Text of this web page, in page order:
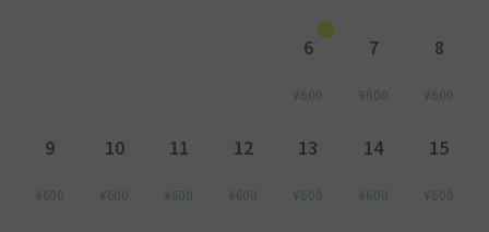
6
¥600
7
¥600
8
¥600
9
¥600
10
¥600
11
¥600
12
¥600
13
¥600
14
¥600
15
¥600